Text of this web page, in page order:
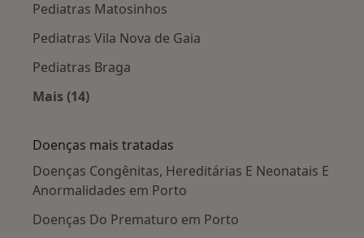
Pediatras Matosinhos
Pediatras Vila Nova de Gaia
Pediatras Braga
Mais (14)
Doenças mais tratadas
Doenças Congênitas, Hereditárias E Neonatais E
Anormalidades em Porto
Doenças Do Prematuro em Porto